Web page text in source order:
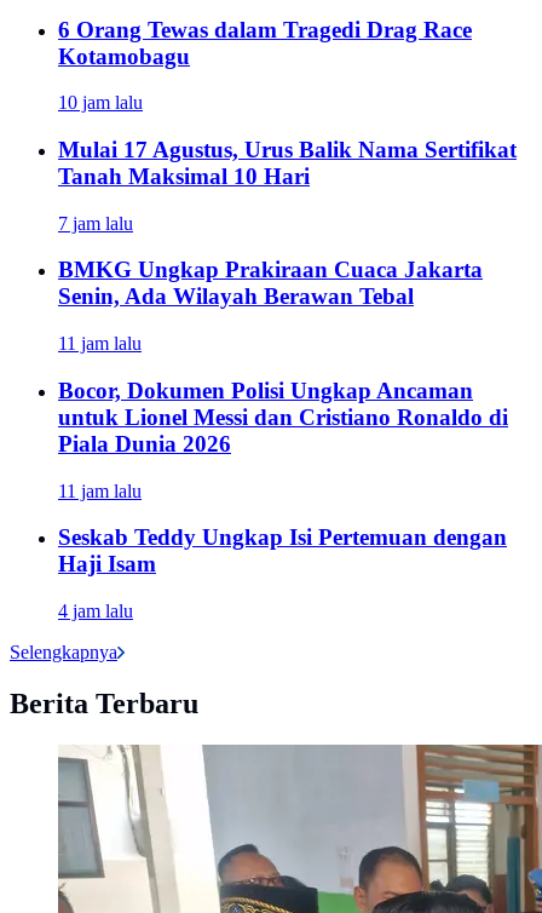
6 Orang Tewas dalam Tragedi Drag Race
Kotamobagu
10 jam lalu
Mulai 17 Agustus, Urus Balik Nama Sertifikat
Tanah Maksimal 10 Hari
7 jam lalu
BMKG Ungkap Prakiraan Cuaca Jakarta
Senin, Ada Wilayah Berawan Tebal
11 jam lalu
Bocor, Dokumen Polisi Ungkap Ancaman
untuk Lionel Messi dan Cristiano Ronaldo di
Piala Dunia 2026
11 jam lalu
Seskab Teddy Ungkap Isi Pertemuan dengan
Haji Isam
4 jam lalu
Selengkapnya
Berita Terbaru